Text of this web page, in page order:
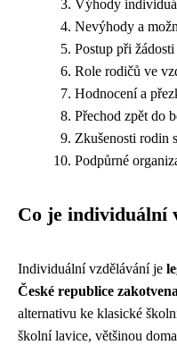
Výhody
Nevýhody a
Postup při
Role rodičů ve
Hodnocení a
Přechod zpět do
Zkušenosti rodin
Podpůrné
Co je individuální
Individuální vzdělávání je
České republice
alternativu ke klasické
školní lavice, většinou